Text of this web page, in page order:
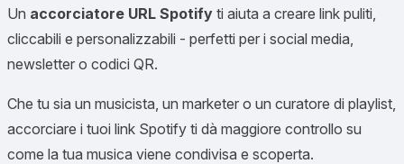
Un accorciatore URL Spotify ti aiuta a creare link puliti,
cliccabili e personalizzabili - perfetti per i social media,
newsletter o codici QR.
Che tu sia un musicista, un marketer o un curatore di playlist,
accorciare i tuoi link Spotify ti dà maggiore controllo su
come la tua musica viene condivisa e scoperta.